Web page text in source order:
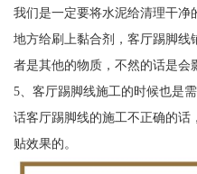
我们是一定要将水泥给清理干净
地方给刷上黏合剂，客厅踢脚
者是其他的物质，不然的话是会
5、客厅踢脚线施工的时候也是
话客厅踢脚线的施工不正确的
贴效果的。